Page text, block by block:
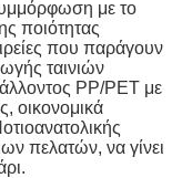
με το
ποιότητας
που παράγουν
ταινιών
PP/PET με
οικονομικά
πελατών, να γίνει